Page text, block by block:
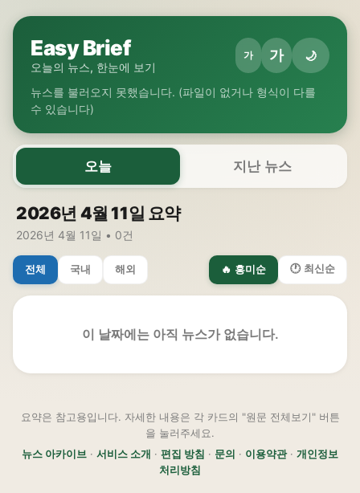
Easy Brief
오늘의 뉴스, 한눈에 보기
가 가 🌙
뉴스를 불러오지 못했습니다. (파일이 없거나 형식이 다를
수 있습니다)
오늘 지난 뉴스
2026년 4월 11일 요약
2026년 4월 11일 • 0건
전체 국내 해외 🔥 흥미순 🕐 최신순
이 날짜에는 아직 뉴스가 없습니다.
요약은 참고용입니다. 자세한 내용은 각 카드의 "원문 전체보기" 버튼
을 눌러주세요.
뉴스 아카이브 · 서비스 소개 · 편집 방침 · 문의 · 이용약관· 개인정보
처리방침